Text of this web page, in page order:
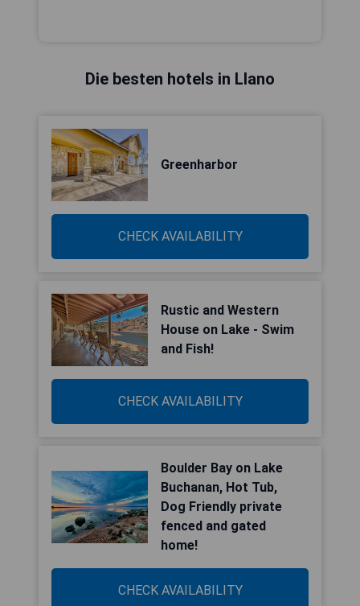
Die besten hotels in Llano
Greenharbor
CHECK AVAILABILITY
Rustic and Western
House on Lake - Swim
and Fish!
CHECK AVAILABILITY
Boulder Bay on Lake
Buchanan, Hot Tub,
Dog Friendly private
fenced and gated
home!
CHECK AVAILABILITY